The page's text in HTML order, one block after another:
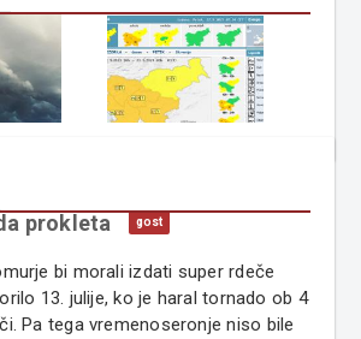
prokleta gost
bi morali izdati super rdeče
13. julije, ko je haral tornado ob 4
Pa tega vremenoseronje niso bile